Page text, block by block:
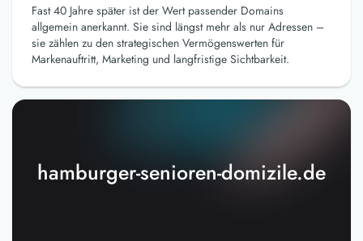
hamburger-senioren-domizile.de
Fast 40 Jahre später ist der Wert passender Domains
allgemein anerkannt. Sie sind längst mehr als nur Adressen –
sie zählen zu den strategischen Vermögenswerten für
Markenauftritt, Marketing und langfristige Sichtbarkeit.